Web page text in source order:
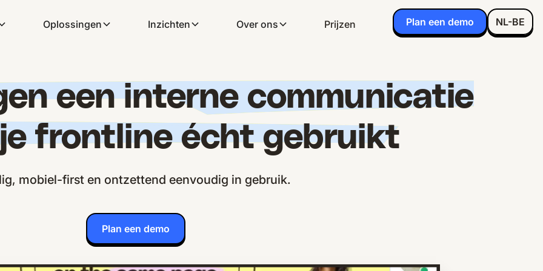
Oplossingen Inzichten Over ons Prijzen Plan een demo NL-BE
een interne communicatie
frontline écht gebruikt
mobiel-first en ontzettend eenvoudig in gebruik.
Plan een demo